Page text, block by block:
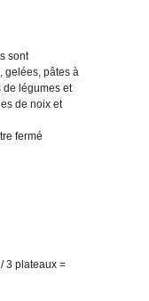
sont
gelées, pâtes à
de légumes et
de noix et
fermé
3 plateaux =